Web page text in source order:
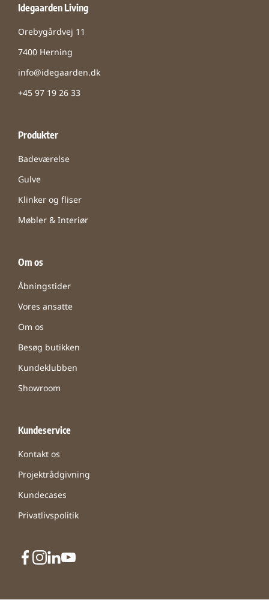
Idegaarden Living
Orebygårdvej 11
7400 Herning
info@idegaarden.dk
+45 97 19 26 33
Produkter
Badeværelse
Gulve
Klinker og fliser
Møbler & Interiør
Om os
Åbningstider
Vores ansatte
Om os
Besøg butikken
Kundeklubben
Showroom
Kundeservice
Kontakt os
Projektrådgivning
Kundecases
Privatlivspolitik